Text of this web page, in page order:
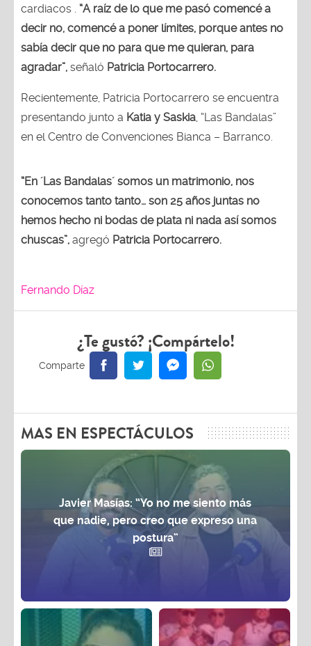
cardiacos . “A raíz de lo que me pasó comencé a
decir no, comencé a poner límites, porque antes no
sabía decir que no para que me quieran, para
agradar”, señaló Patricia Portocarrero.
Recientemente, Patricia Portocarrero se encuentra
presentando junto a Katia y Saskia, “Las Bandalas”
en el Centro de Convenciones Bianca – Barranco.
“En ´Las Bandalas´ somos un matrimonio, nos
conocemos tanto tanto… son 25 años juntas no
hemos hecho ni bodas de plata ni nada así somos
chuscas”, agregó Patricia Portocarrero.
Fernando Díaz
¿Te gustó? ¡Compártelo!
MAS EN ESPECTÁCULOS
Javier Masías: “Yo no me siento más
que nadie, pero creo que expreso una
postura”